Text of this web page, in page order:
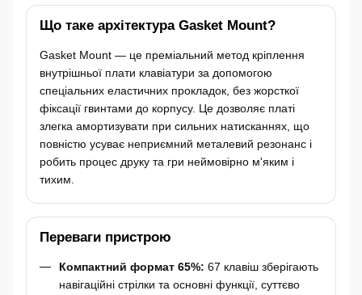
Що таке архітектура Gasket Mount?
Gasket Mount — це преміальний метод кріплення
внутрішньої плати клавіатури за допомогою
спеціальних еластичних прокладок, без жорсткої
фіксації гвинтами до корпусу. Це дозволяє платі
злегка амортизувати при сильних натисканнях, що
повністю усуває неприємний металевий резонанс і
робить процес друку та гри неймовірно м'яким і
тихим.
Переваги пристрою
Компактний формат 65%: 67 клавіш зберігають
навігаційні стрілки та основні функції, суттєво